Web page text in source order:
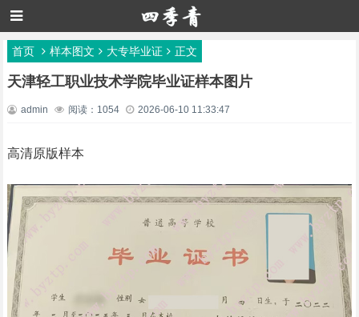
首页 样本图文 大专毕业证 正文
天津轻工职业技术学院毕业证样本图片
admin 阅读：1054 2026-06-10 11:33:47
高清原版样本